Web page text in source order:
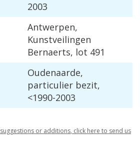
2003
Antwerpen,
Kunstveilingen
Bernaerts, lot 491
Oudenaarde,
particulier bezit,
<1990-2003
suggestions or additions, click here to send us